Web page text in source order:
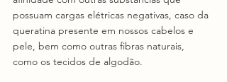
possuam cargas elétricas negativas, caso da
queratina presente em nossos cabelos e
pele, bem como outras fibras naturais,
como os tecidos de algodão.